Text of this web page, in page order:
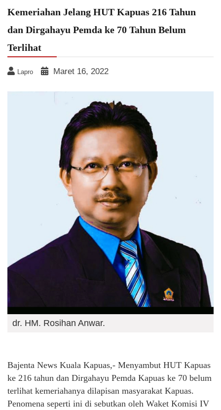
Kemeriahan Jelang HUT Kapuas 216 Tahun
dan Dirgahayu Pemda ke 70 Tahun Belum
Terlihat
Lapro Maret 16, 2022
dr. HM. Rosihan Anwar.
Bajenta News Kuala Kapuas,- Menyambut HUT Kapuas
ke 216 tahun dan Dirgahayu Pemda Kapuas ke 70 belum
terlihat kemeriahanya dilapisan masyarakat Kapuas.
Penomena seperti ini di sebutkan oleh Waket Komisi IV